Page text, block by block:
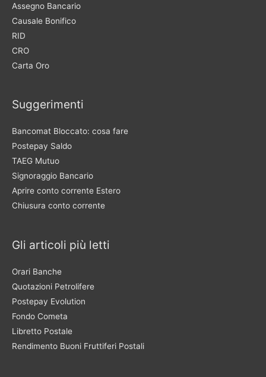
Assegno Bancario
Causale Bonifico
RID
CRO
Carta Oro
Suggerimenti
Bancomat Bloccato: cosa fare
Postepay Saldo
TAEG Mutuo
Signoraggio Bancario
Aprire conto corrente Estero
Chiusura conto corrente
Gli articoli più letti
Orari Banche
Quotazioni Petrolifere
Postepay Evolution
Fondo Cometa
Libretto Postale
Rendimento Buoni Fruttiferi Postali